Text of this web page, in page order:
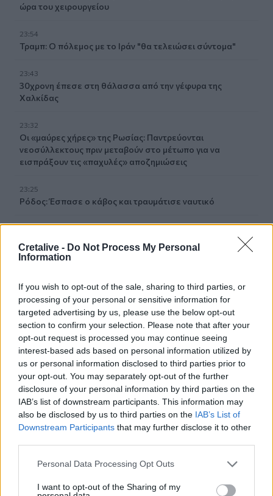
Cretalive - Do Not Process My Personal
Information
If you wish to opt-out of the sale, sharing to third parties, or
processing of your personal or sensitive information for
targeted advertising by us, please use the below opt-out
section to confirm your selection. Please note that after your
opt-out request is processed you may continue seeing
interest-based ads based on personal information utilized by
us or personal information disclosed to third parties prior to
your opt-out. You may separately opt-out of the further
disclosure of your personal information by third parties on the
IAB’s list of downstream participants. This information may
also be disclosed by us to third parties on the IAB’s List of
Downstream Participants that may further disclose it to other
Personal Data Processing Opt Outs
I want to opt-out of the Sharing of my
ώρα του χειρουργείου
23:54
Τραμπ: Ο πόλεμος με το Ιράν "θα τελειώσει σύντομα"
23:43
30χρονη έπεσε στη θάλασσα από την γέφυρα της
Χαλκίδας
23:32
Οι «μαύρες χήρες» της Ρωσίας: Παντρεύονται
νεοσύλλεκτους πριν μεταβούν στο μέτωπο για να
εισπράξουν τις «παχυλές» αποζημιώσεις
23:25
Ρόδος: Έσπασε ο κάβος και τραυμάτισε ναυτικό
τροχαίο με αγριογούρουνο
Φωτιές σε Σκύρο και Λακωνία: Συνελήφθησαν 63χρονη
και 71χρονος
Χανιά: ΕΔΕ για την υπόθεση της 75χρονης που βρέθηκε
νεκρή σε χωράφι
23:00
Ιταλία: Στη Νάπολη καταγράφηκε θερμοκρασία-ρεκόρ 48
βαθμών
Υπόθεση Marfin: Έφθασε στην Ελλάδα η 46χρονη
κατηγορούμενη για εμπρησμό